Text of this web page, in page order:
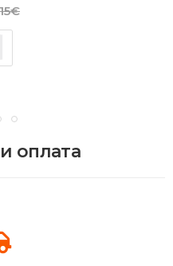
оплата